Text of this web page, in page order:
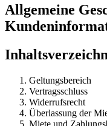
Allgemeine
Geltungsbereich
Vertragsschluss
Widerrufsrecht
Überlassung der
Miete und